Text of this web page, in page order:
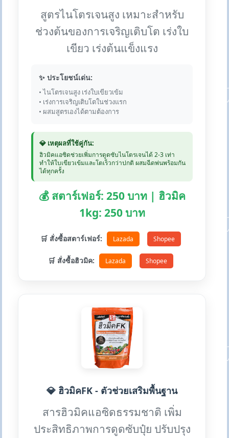
สูตรไนโตรเจนสูง เหมาะสำหรับ
ช่วงต้นของการเจริญเติบโต เร่งใบ
เขียว เร่งต้นแข็งแรง
✨ ประโยชน์เด่น:
• ไนโตรเจนสูง เร่งใบเขียวเข้ม
• เร่งการเจริญเติบโตในช่วงแรก
• ผสมสูตรเองได้ตามต้องการ
💎 เหตุผลที่ใช้คู่กัน:
ฮิวมิคแอซิดช่วยเพิ่มการดูดซับไนโตรเจนได้ 2-3 เท่า
ทำให้ใบเขียวเข้มและโตเร็วกว่าปกติ ผสมฉีดพ่นพร้อมกัน
ได้ทุกครั้ง
💰 สตาร์เฟอร์: 250 บาท | ฮิวมิค
1kg: 250 บาท
🛒 สั่งซื้อสตาร์เฟอร์: Lazada Shopee
🛒 สั่งซื้อฮิวมิค: Lazada Shopee
💎 ฮิวมิคFK - ตัวช่วยเสริมพื้นฐาน
สารฮิวมิคแอซิดธรรมชาติ เพิ่ม
ประสิทธิภาพการดูดซับปุ๋ย ปรับปรุง